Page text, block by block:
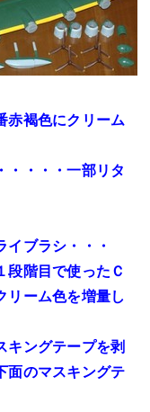
赤褐色にクリーム
・・・・一部リタ
ブラシ・・・
段階目で使ったＣ
リーム色を増量し
キングテープを剥
面のマスキングテ